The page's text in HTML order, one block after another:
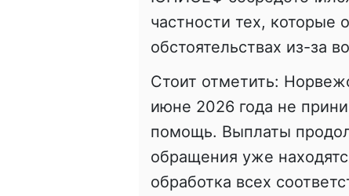
частности тех,
обстоятельствах из-за
Стоит отметить:
июне 2026 года не
помощь. Выплаты
обращения уже
обработка всех